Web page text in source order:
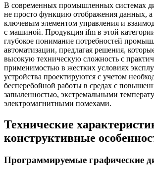
В современных промышленных системах
не просто функцию отображения данных, а
ключевым элементом управления и
с машиной. Продукция ifm в этой
глубокое понимание потребностей
автоматизации, предлагая решения,
высокую техническую сложность с
применимостью в жестких условиях
устройства проектируются с учетом
бесперебойной работы в средах с
запыленностью, экстремальными
электромагнитными помехами.
Технические
конструктивные
Программируемые графические